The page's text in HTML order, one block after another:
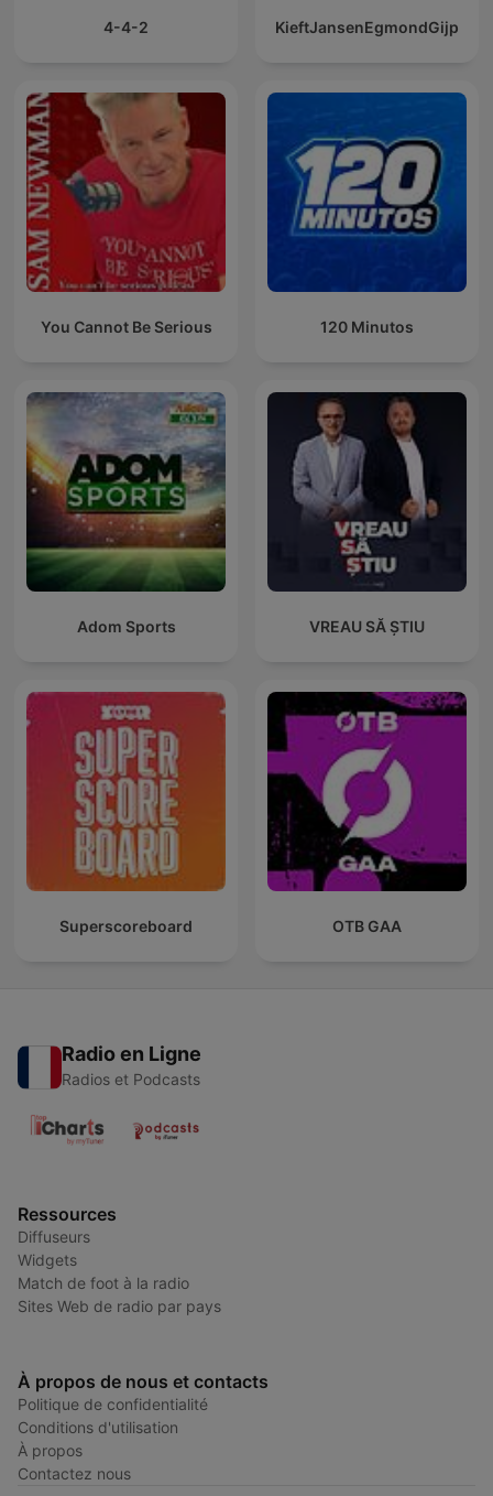
4-4-2 KieftJansenEgmondGijp
You Cannot Be Serious 120 Minutos
Adom Sports VREAU SĂ ȘTIU
Superscoreboard OTB GAA
Radio en Ligne
Radios et Podcasts
Ressources
Diffuseurs
Widgets
Match de foot à la radio
Sites Web de radio par pays
À propos de nous et contacts
Politique de confidentialité
Conditions d'utilisation
À propos
Contactez nous